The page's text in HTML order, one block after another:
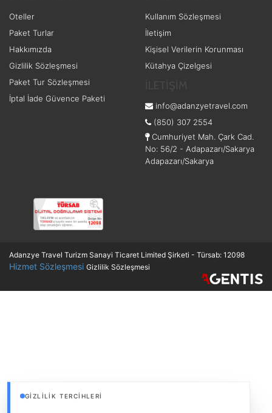
GIZLILIK TERCIHLERI
Oteller
Paket Turlar
Hakkımızda
Gizlilik Sözleşmesi
Paket Tur Sözleşmesi
İptal İade Güvence Paketi
Kullanım Sözleşmesi
İletişim
Kişisel Verilerin Korunması
Kütahya Çizelgesi
info@adanzyetravel.com
(850) 307 2554
Cumhuriyet Mah. Çark Cad.
No: 56/2 - Adapazarı/Sakarya
Adapazarı/Sakarya
Adanzye Travel Turizm Sanayi Ticaret Limited Şirketi - Türsab: 12098
Hizmet Sözleşmesi Gizlilik Sözleşmesi